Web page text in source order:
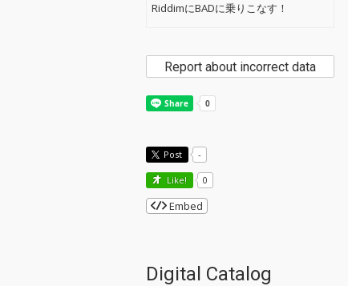
RiddimにBADに乗りこなす！
Report about incorrect data
Post -
Like! 0
Embed
Digital Catalog